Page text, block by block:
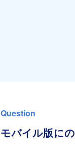
Question
モバイル版に